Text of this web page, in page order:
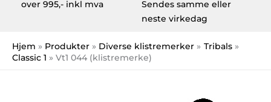
over 995,- inkl mva
Sendes samme eller
neste virkedag
Hjem Produkter Diverse klistremerker
Tribals
Classic 1
Vt1 044 (klistremerke)